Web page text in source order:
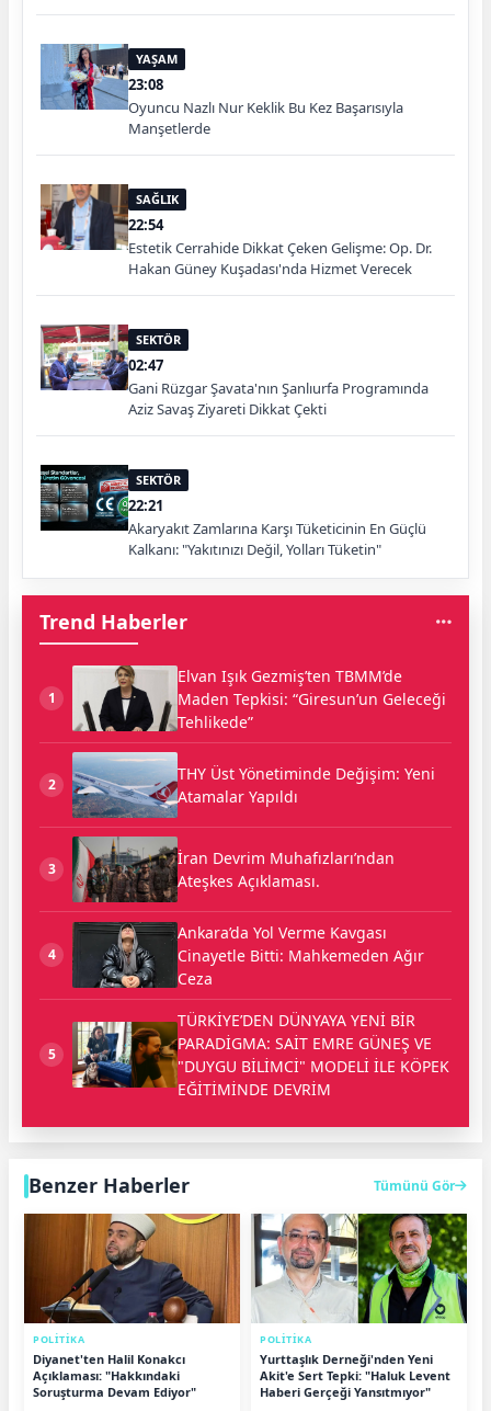
YAŞAM
23:08
Oyuncu Nazlı Nur Keklik Bu Kez Başarısıyla
Manşetlerde
SAĞLIK
22:54
Estetik Cerrahide Dikkat Çeken Gelişme: Op. Dr.
Hakan Güney Kuşadası'nda Hizmet Verecek
SEKTÖR
02:47
Gani Rüzgar Şavata'nın Şanlıurfa Programında
Aziz Savaş Ziyareti Dikkat Çekti
SEKTÖR
22:21
Akaryakıt Zamlarına Karşı Tüketicinin En Güçlü
Kalkanı: "Yakıtınızı Değil, Yolları Tüketin"
Trend Haberler
1
Elvan Işık Gezmiş’ten TBMM’de
Maden Tepkisi: “Giresun’un Geleceği
Tehlikede”
2
THY Üst Yönetiminde Değişim: Yeni
Atamalar Yapıldı
3
İran Devrim Muhafızları’ndan
Ateşkes Açıklaması.
4
Ankara’da Yol Verme Kavgası
Cinayetle Bitti: Mahkemeden Ağır
Ceza
5
TÜRKİYE’DEN DÜNYAYA YENİ BİR
PARADİGMA: SAİT EMRE GÜNEŞ VE
"DUYGU BİLİMCİ" MODELİ İLE KÖPEK
EĞİTİMİNDE DEVRİM
Benzer Haberler Tümünü Gör
POLİTİKA
Diyanet'ten Halil Konakcı
Açıklaması: "Hakkındaki
Soruşturma Devam Ediyor"
POLİTİKA
Yurttaşlık Derneği'nden Yeni
Akit'e Sert Tepki: "Haluk Levent
Haberi Gerçeği Yansıtmıyor"